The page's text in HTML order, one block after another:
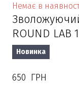
Немає в
ROUND LAB
Новинка
650  ГРН